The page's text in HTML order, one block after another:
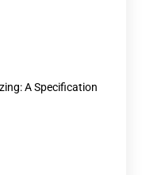
A Specification